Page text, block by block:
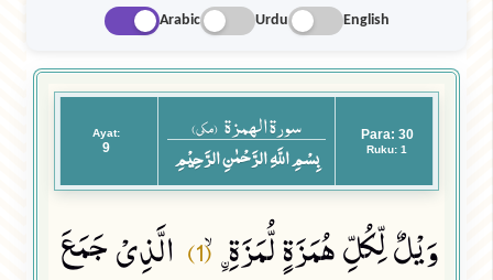
Arabic Urdu English
Ayat:
9
سورة الهمزة (مکی)
بِسْمِ اللَّهِ الرَّحْمٰنِ الرَّحِيْمِ
Para: 30
Ruku: 1
وَیْلٌ لِّكُلِّ هُمَزَةٍ لُّمَزَةِ ﹰۙ(1)
الَّذِیْ جَمَعَ